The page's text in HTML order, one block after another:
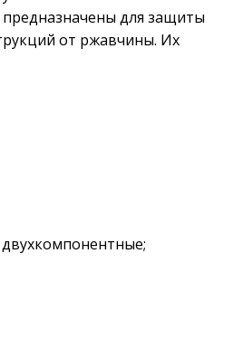
предназначены для защиты
от ржавчины. Их